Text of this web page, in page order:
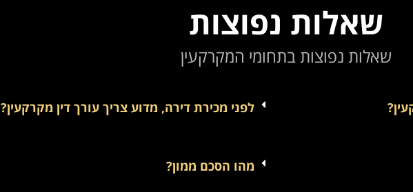
שאלות נפוצות
שאלות נפוצות בתחומי המקרקעין
לפני מכירת דירה, מדוע צריך עורך דין מקרקעין?
מהו הסכם ממון?